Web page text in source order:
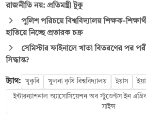
রাজনীতি নয়: প্রতিমন্ত্রী টুকু
পুলিশ পরিচয়ে বিশ্ববিদ্যালয় শিক্ষক-
হাতিয়ে নিচ্ছে প্রতারক চক্র
সেমিস্টার ফাইনালে খাতা বিতরণের পর
সিদ্ধান্ত?
ট্যাগ: খুকৃবি খুলনা কৃষি বিশ্ববিদ্যালয় ইয়াস
ইন্টারন্যাশনাল অ্যাসোসিয়েশন অব স্টুডেন্টস ইন
সাইন্স